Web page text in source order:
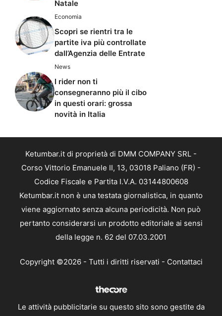
Natale
Economia
Scopri se rientri tra le
partite iva più controllate
dall’Agenzia delle Entrate
News
I rider non ti
consegneranno più il cibo
in questi orari: grossa
novità in Italia
Ketumbar.it di proprietà di DMM COMPANY SRL -
Corso Vittorio Emanuele II, 13, 03018 Paliano (FR) -
Codice Fiscale e Partita I.V.A. 03144800608
Ketumbar.it non è una testata giornalistica, in quanto
viene aggiornato senza alcuna periodicità. Non può
pertanto considerarsi un prodotto editoriale ai sensi
della legge n. 62 del 07.03.2001
Copyright ©2026 - Tutti i diritti riservati - Contattaci
Le attività pubblicitarie su questo sito sono gestite da